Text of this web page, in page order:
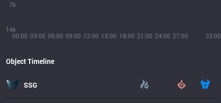
00:00 03:00 06:00 09:00 12:00 15:00 18:00 21:00 24:00 27:00 33:00
14k
7k
Object Timeline
SSG